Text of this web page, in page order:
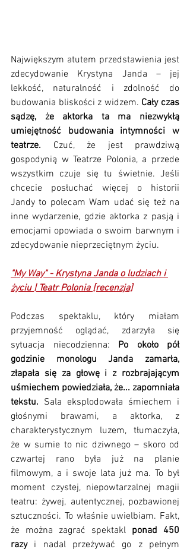
Największym atutem przedstawienia jest
zdecydowanie Krystyna Janda – jej
lekkość, naturalność i zdolność do
budowania bliskości z widzem. Cały czas
sądzę, że aktorka ta ma niezwykłą
umiejętność budowania intymności w
teatrze. Czuć, że jest prawdziwą
gospodynią w Teatrze Polonia, a przede
wszystkim czuje się tu świetnie. Jeśli
chcecie posłuchać więcej o historii
Jandy to polecam Wam udać się też na
inne wydarzenie, gdzie aktorka z pasją i
emocjami opowiada o swoim barwnym i
zdecydowanie nieprzeciętnym życiu.
"My Way" - Krystyna Janda o ludziach i
życiu | Teatr Polonia [recenzja]
Podczas spektaklu, który miałam
przyjemność oglądać, zdarzyła się
sytuacja niecodzienna: Po około pół
godzinie monologu Janda zamarła,
złapała się za głowę i z rozbrajającym
uśmiechem powiedziała, że... zapomniała
tekstu. Sala eksplodowała śmiechem i
głośnymi brawami, a aktorka, z
charakterystycznym luzem, tłumaczyła,
że w sumie to nic dziwnego – skoro od
czwartej rano była już na planie
filmowym, a i swoje lata już ma. To był
moment czystej, niepowtarzalnej magii
teatru: żywej, autentycznej, pozbawionej
sztuczności. To właśnie uwielbiam. Fakt,
że można zagrać spektakl ponad 450
razy i nadal przeżywać go z pełnym